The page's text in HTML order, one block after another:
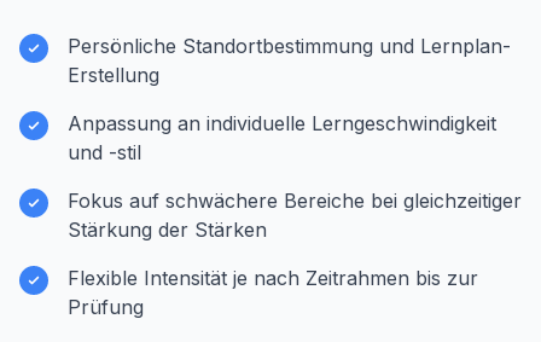
Persönliche Standortbestimmung und Lernplan-
Erstellung
Anpassung an individuelle Lerngeschwindigkeit
und -stil
Fokus auf schwächere Bereiche bei gleichzeitiger
Stärkung der Stärken
Flexible Intensität je nach Zeitrahmen bis zur
Prüfung